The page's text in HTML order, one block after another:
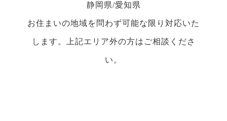
静岡県/愛知県
お住まいの地域を問わず可能な限り対応いた
します。上記エリア外の方はご相談くださ
い。